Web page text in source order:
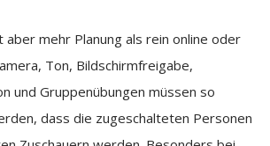
aber mehr Planung als rein online oder
Ton, Bildschirmfreigabe,
und Gruppenübungen müssen so
dass die zugeschalteten Personen